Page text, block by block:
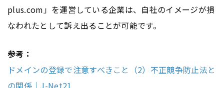
plus.com」を運営している企業は、自社のイメージが損
なわれたとして訴え出ることが可能です。
参考：
ドメインの登録で注意すべきこと（2）不正競争防止法と
の関係｜J-Net21